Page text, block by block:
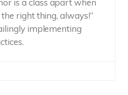
is a class apart when
right thing, always!”
implementing